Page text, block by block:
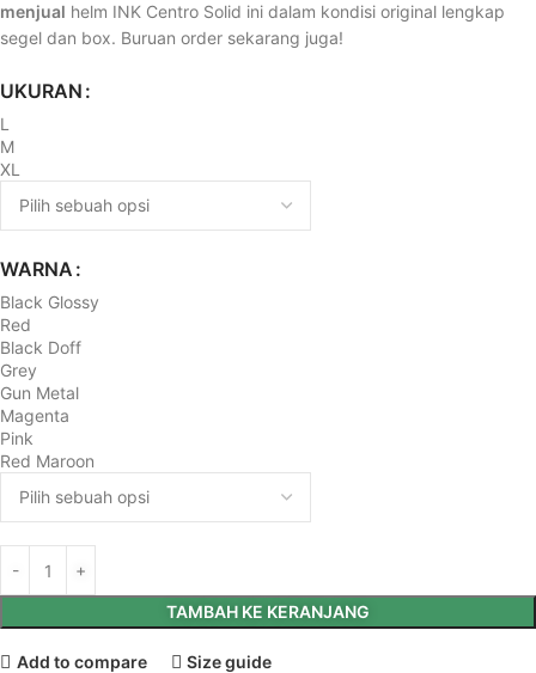
menjual helm INK Centro Solid ini dalam kondisi original lengkap
segel dan box. Buruan order sekarang juga!
UKURAN
L
M
XL
WARNA
Black Glossy
Red
Black Doff
Grey
Gun Metal
Magenta
Pink
Red Maroon
TAMBAH KE KERANJANG
Add to compare Size guide